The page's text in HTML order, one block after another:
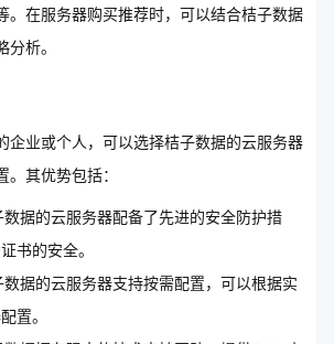
。在服务器购买推荐时，可以结合桔子数据
析。
企业或个人，可以选择桔子数据的云服务器
其优势包括：
据的云服务器配备了先进的安全防护措
书的安全。
据的云服务器支持按需配置，可以根据实
置。